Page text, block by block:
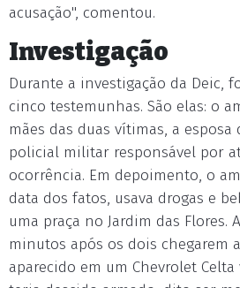
acusação", comentou.
Investigação
Durante a investigação da Deic,
cinco testemunhas. São elas: o
mães das duas vítimas, a esposa
policial militar responsável por
ocorrência. Em depoimento, o
data dos fatos, usava drogas e
uma praça no Jardim das Flores.
minutos após os dois chegarem
aparecido em um Chevrolet Celta